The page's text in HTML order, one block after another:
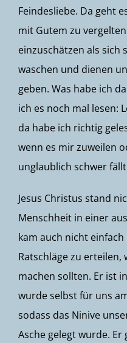
Feindesliebe. Da geht
mit Gutem zu
einzuschätzen als sich
waschen und dienen
geben. Was habe ich
ich es noch mal lesen:
da habe ich richtig
wenn es mir zuweilen
unglaublich schwer
Jesus Christus stand
Menschheit in einer
kam auch nicht
Ratschläge zu erteilen,
machen sollten. Er ist
wurde selbst für uns
sodass das Ninive
Asche gelegt wurde.